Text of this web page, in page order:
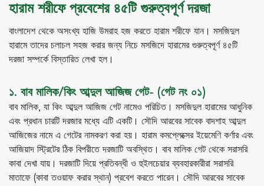
হারাম শরীফে প্রবেশের ৪৫টি গুরুত্বপূর্ণ দরজা
বাংলাদেশ থেকে অসংখ্য হাজি উমরাহ হজ করতে হারাম শরীফে যান। মসজিদুল
হারামে তাদের চলাচল সহজ করার জন্য নিচে মসজিদে হারামের গুরুত্বপূর্ণ ৪৫টি
দরজা সম্পর্কে বিস্তারিত লেখা হল।
১. বাব মালিক/কিং আব্দুল আজিজ গেট- (গেট নং ০১)
বাব মালিক, যা কিং আব্দুল আজিজ গেট নামেও পরিচিত। মসজিদুল হারামের আধুনিক
এবং প্রধান চারটি দরজার মধ্যে এটি একটি। সৌদি আরবের সাবেক বাদশাহ আব্দুল
আজিজের নামে এ গেটের নামকরণ করা হয়। হারাম কমপ্লেক্সের ইয়েমেণি কর্ণার এবং
আজিয়াদ স্ট্রিটের ঠিক বিপরীতে দরজাটি অবস্থিত। বাব মালিক গেট থেকে সরাসরি
কাবা দেখা যায়। দরজাটি দিয়ে প্রতিবন্ধী ও হুইলচেয়ার ব্যবহারকারীরা সরাসরি
মাতাফে (কাবা তওয়াফ করার স্থান) প্রবেশ করতে পারেন। সৌদি আরবের সাবেক